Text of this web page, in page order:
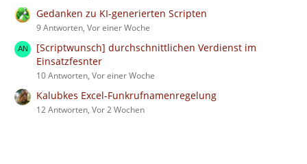
Gedanken zu KI-generierten Scripten
9 Antworten, Vor einer Woche
[Scriptwunsch] durchschnittlichen Verdienst im
Einsatzfesnter
10 Antworten, Vor einer Woche
Kalubkes Excel-Funkrufnamenregelung
12 Antworten, Vor 2 Wochen